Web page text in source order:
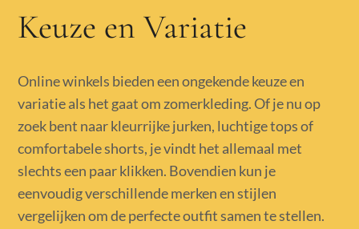
Keuze en Variatie
Online winkels bieden een ongekende keuze en
variatie als het gaat om zomerkleding. Of je nu op
zoek bent naar kleurrijke jurken, luchtige tops of
comfortabele shorts, je vindt het allemaal met
slechts een paar klikken. Bovendien kun je
eenvoudig verschillende merken en stijlen
vergelijken om de perfecte outfit samen te stellen.